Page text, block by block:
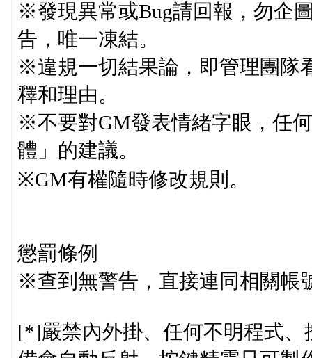
※發現異常或Bug請回報，勿企
告，唯一凍結。
※違規一切結果論，即管理團隊
釋和理由。
※不要對GM發表情緒字眼，任
體」的建議。
※GM有權隨時修改規則。
懲罰條例
※查到無警告，直接連同相關帳
[*]嚴禁內外掛、任何不明程式